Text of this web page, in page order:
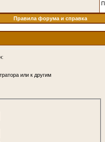
Правила форума и справка
или к другим